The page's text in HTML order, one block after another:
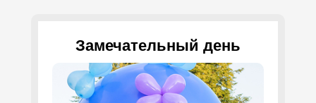
Замечательный день